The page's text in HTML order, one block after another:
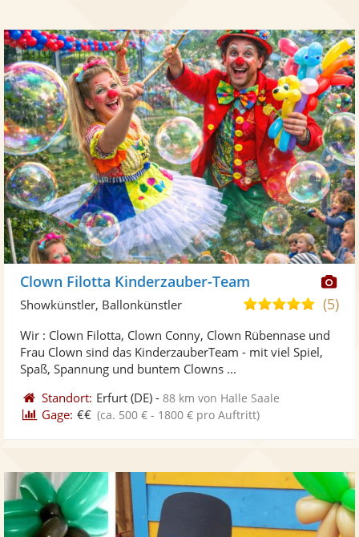
Clown Filotta Kinderzauber-Team
5,0
5
Sternen
(5)
Showkünstler, Ballonkünstler
Wir : Clown Filotta, Clown Conny, Clown Rübennase und
Frau Clown sind das KinderzauberTeam - mit viel Spiel,
Spaß, Spannung und buntem Clowns ...
Standort: Erfurt (DE) -88 km von Halle Saale
Gage: €€ (ca. 500 € - 1800 € pro Auftritt)